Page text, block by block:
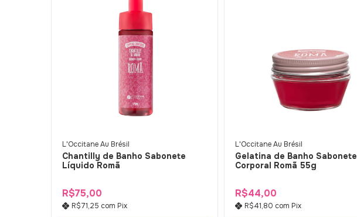
L'Occitane Au Brésil
Chantilly de Banho Sabonete
Líquido Romã
R$75,00
R$71,25 com Pix
L'Occitane Au Brésil
Gelatina de Banho Sabonete
Corporal Romã 55g
R$44,00
R$41,80 com Pix